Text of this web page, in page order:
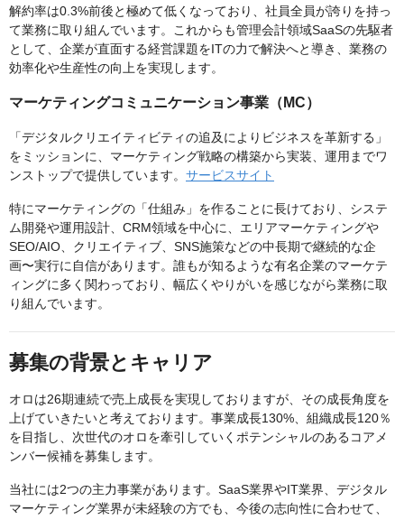
解約率は0.3%前後と極めて低くなっており、社員全員が誇りを持っ
て業務に取り組んでいます。これからも管理会計領域SaaSの先駆者
として、企業が直面する経営課題をITの力で解決へと導き、業務の
効率化や生産性の向上を実現します。
マーケティングコミュニケーション事業（MC）
「デジタルクリエイティビティの追及によりビジネスを革新する」
をミッションに、マーケティング戦略の構築から実装、運用までワ
ンストップで提供しています。 サービスサイト
特にマーケティングの「仕組み」を作ることに長けており、システ
ム開発や運用設計、CRM領域を中心に、エリアマーケティングや
SEO/AIO、クリエイティブ、SNS施策などの中長期で継続的な企
画〜実行に自信があります。誰もが知るような有名企業のマーケテ
ィングに多く関わっており、幅広くやりがいを感じながら業務に取
り組んでいます。
募集の背景とキャリア
オロは26期連続で売上成長を実現しておりますが、その成長角度を
上げていきたいと考えております。事業成長130%、組織成長120％
を目指し、次世代のオロを牽引していくポテンシャルのあるコアメ
ンバー候補を募集します。
当社には2つの主力事業があります。SaaS業界やIT業界、デジタル
マーケティング業界が未経験の方でも、今後の志向性に合わせて、